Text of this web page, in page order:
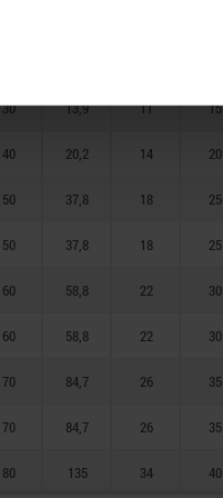
30 13,9 11 15
40 20,2 14 20
50 37,8 18 25
50 37,8 18 25
60 58,8 22 30
60 58,8 22 30
70 84,7 26 35
70 84,7 26 35
80 135 34 40